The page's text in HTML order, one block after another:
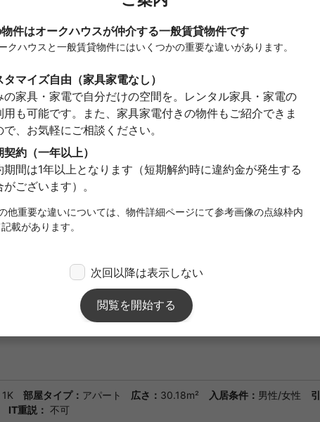
1/
趣味の時間をお楽しみください
初期費用概
1K 部屋タイプ： アパート 広さ： 30.18m² 入居条件： 男性/女性
IT重説： 不可